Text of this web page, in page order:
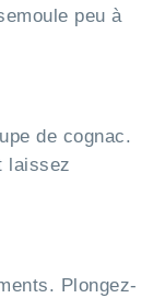
peu à
de cognac.
laissez
Plongez-